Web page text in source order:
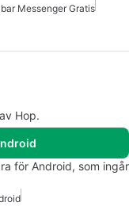
Messenger Gratis
Hop.
för Android, som ingår